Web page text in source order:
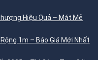
Hiệu Quả – Mát Mẻ
1m – Báo Giá Mới Nhất